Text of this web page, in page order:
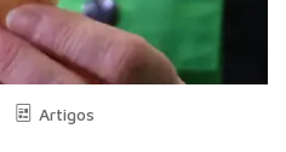
Artigos